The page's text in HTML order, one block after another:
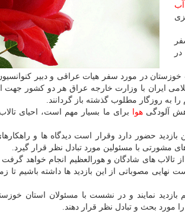
آب
در مورد سفر هیات عراقی و دبیر كنوانسیون
ایران با وزارت خارجه عراق هر دو كشور جهت
به روزگار مطلوب گذشته باز گردانند.
آلودگیهوا
برای ما بسیار مهم است، احیای
بازدید حضور دارد وقرار است دیدگاه ها و
مشورتی با مسئولین مورد تبادل نظر قرار گیرد.
تالاب های شادگان و هورالعظیم انجام خواهد
مصوباتی از این بازدید ها داشته باشیم تا
نمایند و در نشست با مسئولان استان
مورد بحث و تبادل نظر قرار دهند.